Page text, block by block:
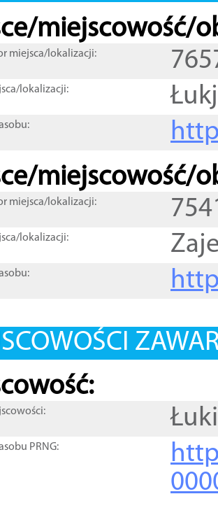
miejscowość/
miejsca/lokalizacji:
lokalizacji:
miejscowość/
miejsca/lokalizacji:
lokalizacji:
PRNG: